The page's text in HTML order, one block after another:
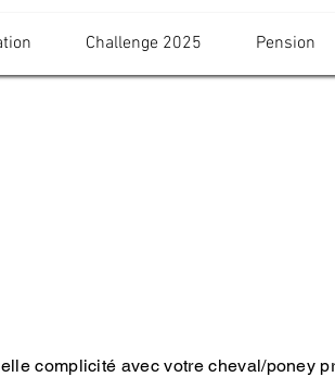
Challenge 2025 Pension
complicité avec votre cheval/poney